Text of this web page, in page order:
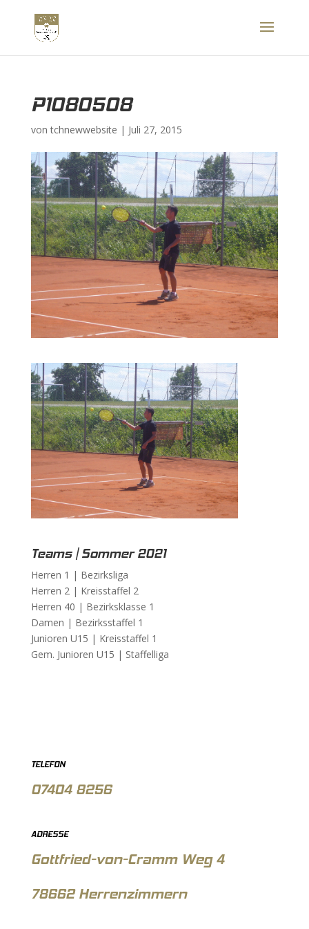
P1080508
vontchnewwebsite | Juli 27, 2015
Teams | Sommer 2021
Herren 1 | Bezirksliga
Herren 2 | Kreisstaffel 2
Herren 40 | Bezirksklasse 1
Damen | Bezirksstaffel 1
Junioren U15 | Kreisstaffel 1
Gem. Junioren U15 | Staffelliga
TELEFON
07404 8256
ADRESSE
Gottfried-von-Cramm Weg 4
78662 Herrenzimmern